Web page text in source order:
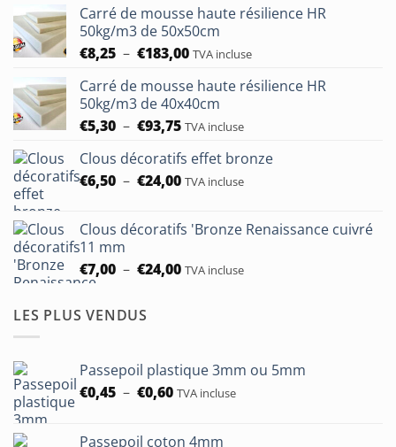
Carré de mousse haute résilience HR
50kg/m3 de 50x50cm
€8,25 – €183,00Plage
prix :
€8,25
à
TVA incluse
Carré de mousse haute résilience HR
50kg/m3 de 40x40cm
€5,30 – €93,75Plage
prix :
€5,30
TVA incluse
Clous décoratifs effet bronze
€6,50 – €24,00Plage
€6,50
€24,00
TVA incluse
Clous décoratifs 'Bronze Renaissance cuivré
11 mm
€7,00 – €24,00Plage
€24,00
TVA incluse
LES PLUS VENDUS
Passepoil plastique 3mm ou 5mm
€0,45 – €0,60Plage
TVA incluse
Passepoil coton 4mm